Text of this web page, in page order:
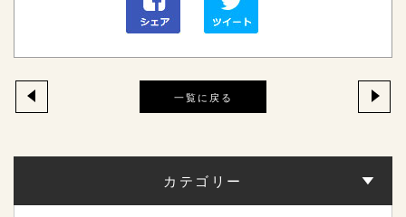
一覧に戻る
カテゴリー